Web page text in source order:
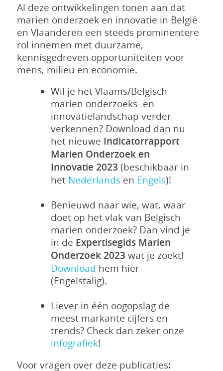
Al deze ontwikkelingen tonen aan dat
marien onderzoek en innovatie in België
en Vlaanderen een steeds prominentere
rol innemen met duurzame,
kennisgedreven opportuniteiten voor
mens, milieu en economie.
Wil je het Vlaams/Belgisch
marien onderzoeks- en
innovatielandschap verder
verkennen? Download dan nu
het nieuwe Indicatorrapport
Marien Onderzoek en
Innovatie 2023 (beschikbaar in
het Nederlands en Engels)!
Benieuwd naar wie, wat, waar
doet op het vlak van Belgisch
marien onderzoek? Dan vind je
in de Expertisegids Marien
Onderzoek 2023 wat je zoekt!
Download hem hier
(Engelstalig).
Liever in één oogopslag de
meest markante cijfers en
trends? Check dan zeker onze
infografiek!
Voor vragen over deze publicaties: